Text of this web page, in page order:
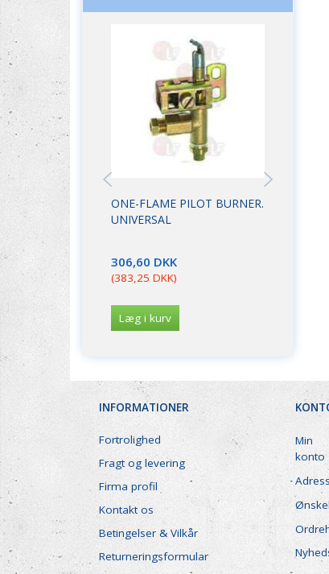
ONE-FLAME PILOT BURNER.
UNIVERSAL
306,60 DKK
(383,25 DKK)
Læg i kurv
INFORMATIONER
Fortrolighed
Fragt og levering
Firma profil
Kontakt os
Betingelser & Vilkår
Returneringsformular
Min
konto